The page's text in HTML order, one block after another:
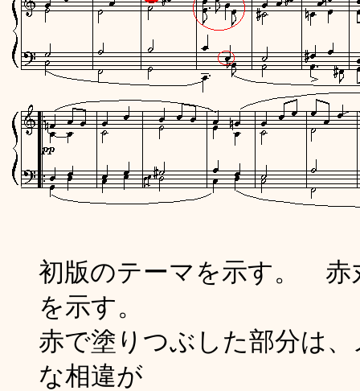
初版のテーマを示す。 赤
を示す。
赤で塗りつぶした部分は
な相違が